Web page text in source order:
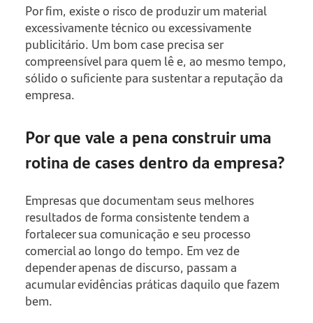
Por fim, existe o risco de produzir um material
excessivamente técnico ou excessivamente
publicitário. Um bom case precisa ser
compreensível para quem lê e, ao mesmo tempo,
sólido o suficiente para sustentar a reputação da
empresa.
Por que vale a pena construir uma
rotina de cases dentro da empresa?
Empresas que documentam seus melhores
resultados de forma consistente tendem a
fortalecer sua comunicação e seu processo
comercial ao longo do tempo. Em vez de
depender apenas de discurso, passam a
acumular evidências práticas daquilo que fazem
bem.